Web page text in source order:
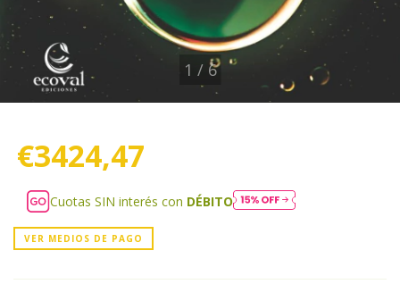
1 / 6
€3424,47
Cuotas SIN interés con DÉBITO
VER MEDIOS DE PAGO